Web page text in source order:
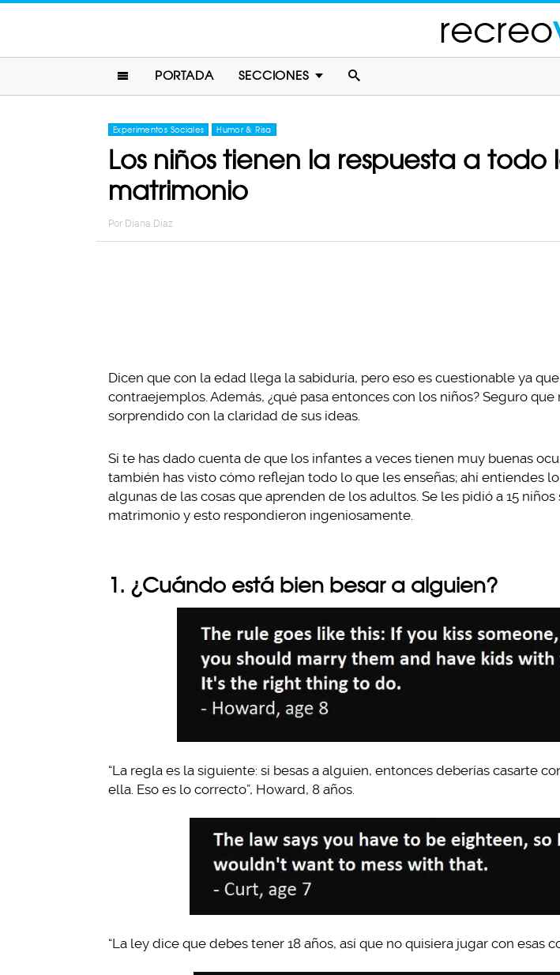
recreo
PORTADA SECCIONES
Experimentos Sociales Humor & Risa
Los niños tienen la respuesta a
matrimonio
Por Diana Diaz
Dicen que con la edad llega la sabiduría, pero eso es cuestionable ya
contraejemplos. Además, ¿qué pasa entonces con los niños? Seguro que
sorprendido con la claridad de sus ideas.
Si te has dado cuenta de que los infantes a veces tienen muy buenas
también has visto cómo reflejan todo lo que les enseñas; ahí entiendes
algunas de las cosas que aprenden de los adultos. Se les pidió a 15
matrimonio y esto respondieron ingeniosamente.
1. ¿Cuándo está bien besar a alguien?
“La regla es la siguiente: si besas a alguien, entonces deberías casarte
ella. Eso es lo correcto”, Howard, 8 años.
“La ley dice que debes tener 18 años, así que no quisiera jugar con esas